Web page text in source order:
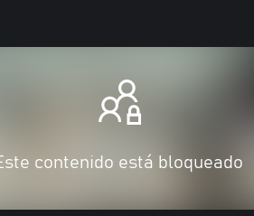
contenido está bloqueado